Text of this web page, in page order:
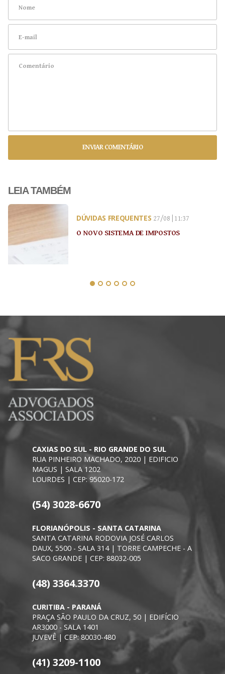
ENVIAR COMENTÁRIO
LEIA TAMBÉM
DÚVIDAS FREQUENTES 27/08 | 11:37
O NOVO SISTEMA DE IMPOSTOS
CAXIAS DO SUL - RIO GRANDE DO SUL
RUA PINHEIRO MACHADO, 2020 | EDIFICIO
MAGUS | SALA 1202
LOURDES | CEP: 95020-172
(54) 3028-6670
FLORIANÓPOLIS - SANTA CATARINA
SANTA CATARINA RODOVIA JOSÉ CARLOS
DAUX, 5500 - SALA 314 | TORRE CAMPECHE - A
SACO GRANDE | CEP: 88032-005
(48) 3364.3370
CURITIBA - PARANÁ
PRAÇA SÃO PAULO DA CRUZ, 50 | EDIFÍCIO
AR3000 - SALA 1401
JUVEVÊ | CEP: 80030-480
(41) 3209-1100